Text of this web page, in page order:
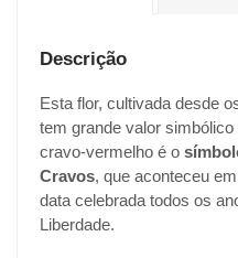
Descrição
Esta flor, cultivada desde
tem grande valor
cravo-vermelho é o
Cravos, que aconteceu
data celebrada todos os
Liberdade.